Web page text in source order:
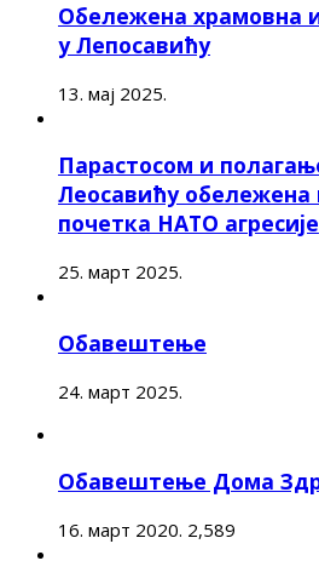
Обележена храмовна
у Лепосавићу
13. мај 2025.
Парастосом и
Леосавићу
почетка НАТО агресије
25. март 2025.
Обавештење
24. март 2025.
Обавештење Дома
16. март 2020. 2,589